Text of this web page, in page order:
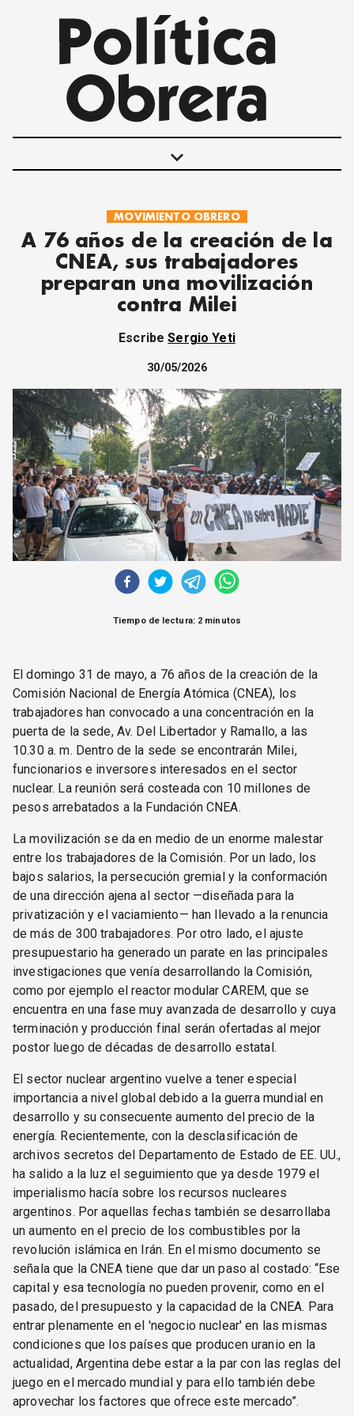
keyboard_arrow_down
POLÍTICAS
INTERNACIONALES
MOVIMIENTO OBRERO
MUJER
ECONOMÍA
JUVENTUD
CORREO DE LECTORES
DEBATE
ARCHIVO
DECLARACIONES
OPINIÓN
ALTAMIRA RESPONDE
Política Obrera Revista
CONTACTO
MOVIMIENTO OBRERO
A 76 años de la creación de la
CNEA, sus trabajadores
preparan una movilización
contra Milei
EscribeSergio Yeti
30/05/2026
Tiempo de lectura: 2 minutos
El domingo 31 de mayo, a 76 años de la creación de la
Comisión Nacional de Energía Atómica (CNEA), los
trabajadores han convocado a una concentración en la
puerta de la sede, Av. Del Libertador y Ramallo, a las
10.30 a. m. Dentro de la sede se encontrarán Milei,
funcionarios e inversores interesados en el sector
nuclear. La reunión será costeada con 10 millones de
pesos arrebatados a la Fundación CNEA.
La movilización se da en medio de un enorme malestar
entre los trabajadores de la Comisión. Por un lado, los
bajos salarios, la persecución gremial y la conformación
de una dirección ajena al sector —diseñada para la
privatización y el vaciamiento— han llevado a la renuncia
de más de 300 trabajadores. Por otro lado, el ajuste
presupuestario ha generado un parate en las principales
investigaciones que venía desarrollando la Comisión,
como por ejemplo el reactor modular CAREM, que se
encuentra en una fase muy avanzada de desarrollo y cuya
terminación y producción final serán ofertadas al mejor
postor luego de décadas de desarrollo estatal.
El sector nuclear argentino vuelve a tener especial
importancia a nivel global debido a la guerra mundial en
desarrollo y su consecuente aumento del precio de la
energía. Recientemente, con la desclasificación de
archivos secretos del Departamento de Estado de EE. UU.,
ha salido a la luz el seguimiento que ya desde 1979 el
imperialismo hacía sobre los recursos nucleares
argentinos. Por aquellas fechas también se desarrollaba
un aumento en el precio de los combustibles por la
revolución islámica en Irán. En el mismo documento se
señala que la CNEA tiene que dar un paso al costado: “Ese
capital y esa tecnología no pueden provenir, como en el
pasado, del presupuesto y la capacidad de la CNEA. Para
entrar plenamente en el 'negocio nuclear' en las mismas
condiciones que los países que producen uranio en la
actualidad, Argentina debe estar a la par con las reglas del
juego en el mercado mundial y para ello también debe
aprovechar los factores que ofrece este mercado”.